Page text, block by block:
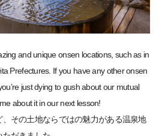
and unique onsen locations, such as in
Prefectures. If you have any other onsen
just dying to gush about our mutual
about it in our next lesson!
その土地ならではの魅力がある温泉地